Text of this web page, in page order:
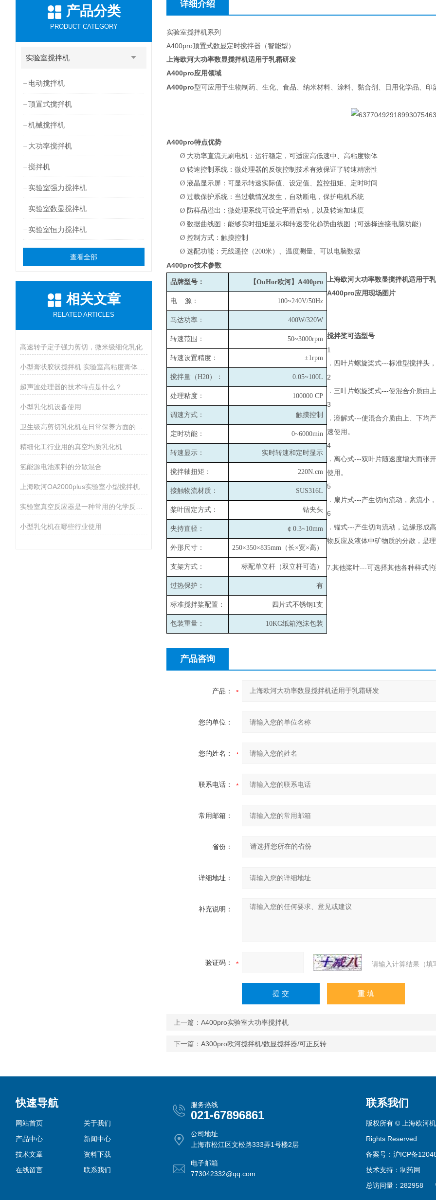
产品分类
PRODUCT CATEGORY
实验室搅拌机
电动搅拌机
顶置式搅拌机
机械搅拌机
大功率搅拌机
搅拌机
实验室强力搅拌机
实验室数显搅拌机
实验室恒力搅拌机
查看全部
相关文章
RELATED ARTICLES
高速转子定子强力剪切，微米级细化乳化
超声波处理器的技术特点是什么？
小型乳化机设备使用
精细化工行业用的真空均质乳化机
氢能源电池浆料的分散混合
上海欧河OA2000plus实验室小型搅拌机
小型乳化机在哪些行业使用
详细介绍
实验室搅拌机系列
A400pro顶置式数显定时搅拌器（智能型）
上海欧河大功率数显搅拌机适用于乳霜研发
A400pro应用领域
A400pro型可应用于生物制药、生化、食品、纳米材料、涂料、黏合剂、日用化学品、印
A400pro特点优势
Ø 大功率直流无刷电机：运行稳定，可适应高低速中、高粘度物体
Ø 转速控制系统：微处理器的反馈控制技术有效保证了转速精密性
Ø 液晶显示屏：可显示转速实际值、设定值、监控扭矩、定时时间
Ø 过载保护系统：当过载情况发生，自动断电，保护电机系统
Ø 防样品溢出：微处理系统可设定平滑启动，以及转速加速度
Ø 数据曲线图：能够实时扭矩显示和转速变化趋势曲线图（可选择连接电脑功能）
Ø 控制方式：触摸控制
Ø 选配功能：无线遥控（200米）、温度测量、可以电脑数据
A400pro技术参数
品牌型号： 【OuHor欧河】A400pro
电 源： 100~240V/50Hz
马达功率： 400W/320W
转速范围： 50~3000rpm
转速设置精度： ±1rpm
搅拌量（H20）： 0.05~100L
处理粘度： 100000 CP
调速方式： 触摸控制
定时功能： 0~6000min
转速显示： 实时转速和定时显示
搅拌轴扭矩： 220N.cm
接触物流材质： SUS316L
桨叶固定方式： 钻夹头
夹持直径： ￠0.3~10mm
外形尺寸： 250×350×835mm（长×宽×高）
支架方式： 标配单立杆（双立杆可选）
过热保护： 有
标准搅拌桨配置： 四片式不锈钢1支
包装重量： 10KG纸箱泡沫包装
上海欧河大功率数显搅拌机适用于
A400pro应用现场图片
搅拌桨可选型号
1
．四叶片螺旋桨式---标准型搅拌头
2
．三叶片螺旋桨式---使混合介质由
3
．溶解式---使混合介质由上、下均
速使用。
4
．离心式---双叶片随速度增大而张
使用。
5
．扇片式---产生切向流动，紊流小
6
．锚式---产生切向流动，边缘形成
物反应及液体中矿物质的分散，是
7.其他桨叶---可选择其他各种样式
产品咨询
产品：
您的单位：
您的姓名：
联系电话：
常用邮箱：
省份：
详细地址：
补充说明：
验证码： 请输入计算结果（填
上一篇： A400pro实验室大功率搅拌机
下一篇： A300pro欧河搅拌机/数显搅拌器/可正反转
快速导航
网站首页
关于我们
产品中心
新闻中心
技术文章
资料下载
在线留言
联系我们
服务热线
021-67896861
公司地址
上海市松江区文松路333弄1号楼2层
电子邮箱
773042332@qq.com
联系我们
版权所有 © 上海欧河
Rights Reserved
备案号：沪ICP备
技术支持： 制药网
总访问量：282958